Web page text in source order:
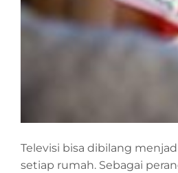
Televisi bisa dibilang
setiap rumah. Sebagai